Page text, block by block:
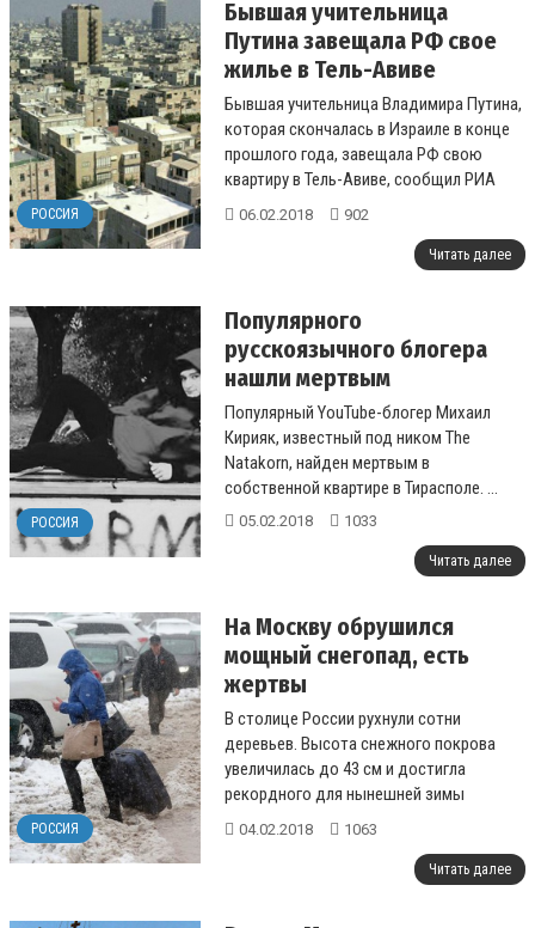
РОССИЯ
Бывшая учительница
Путина завещала РФ свое
жилье в Тель-Авиве
Бывшая учительница Владимира Путина,
которая скончалась в Израиле в конце
прошлого года, завещала РФ свою
квартиру в Тель-Авиве, сообщил РИА
Новости представитель российского
06.02.2018 902
Читать далее
РОССИЯ
Популярного
русскоязычного блогера
нашли мертвым
Популярный YouTube-блогер Михаил
Кирияк, известный под ником The
Natakorn, найден мертвым в
собственной квартире в Тирасполе. ...
05.02.2018 1033
Читать далее
РОССИЯ
На Москву обрушился
мощный снегопад, есть
жертвы
В столице России рухнули сотни
деревьев. Высота снежного покрова
увеличилась до 43 см и достигла
рекордного для нынешней зимы
значения....
04.02.2018 1063
Читать далее